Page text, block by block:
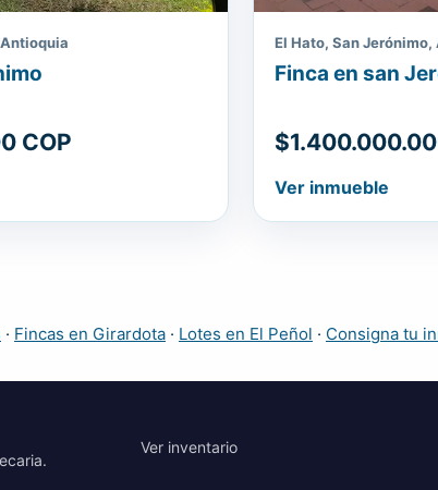
COP
El Hato, San
Finca en san
Ver inmueble
· Fincas en Girardota · Lotes en El Peñol · Consigna tu
Ver inventario